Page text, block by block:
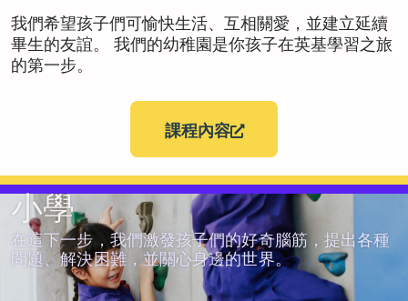
我們希望孩子們可愉快生活、互相關愛，並建立延續
畢生的友誼。 我們的幼稚園是你孩子在英基學習之旅
的第一步。
課程內容
小學
在這下一步，我們激發孩子們的好奇腦筋，提出各種
問題、解決困難，並關心身邊的世界。